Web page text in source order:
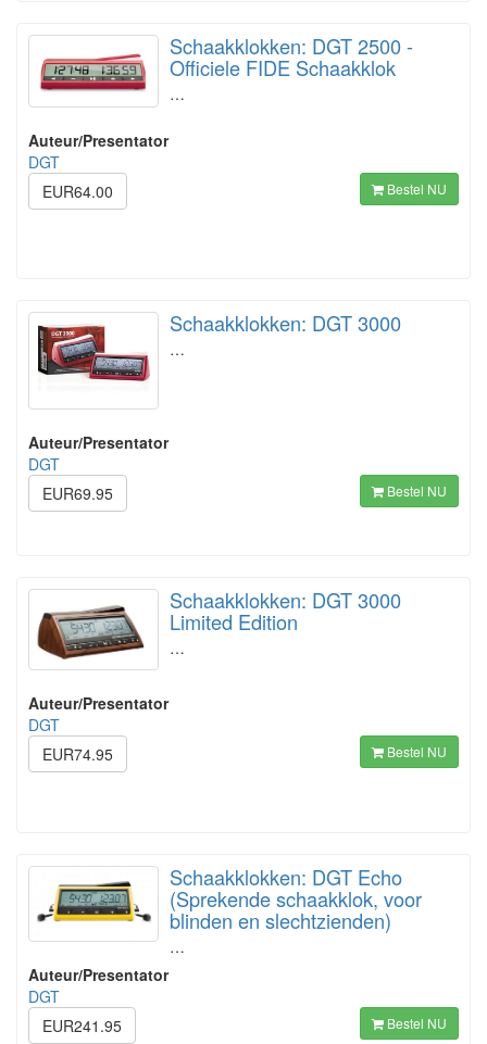
Schaakklokken: DGT 2500 -
Officiele FIDE Schaakklok
…
Auteur/Presentator
DGT
EUR64.00
Bestel NU
Schaakklokken: DGT 3000
…
Auteur/Presentator
DGT
EUR69.95
Bestel NU
Schaakklokken: DGT 3000
Limited Edition
…
Auteur/Presentator
DGT
EUR74.95
Bestel NU
Schaakklokken: DGT Echo
(Sprekende schaakklok, voor
blinden en slechtzienden)
…
Auteur/Presentator
DGT
EUR241.95
Bestel NU